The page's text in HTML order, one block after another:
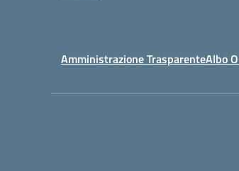
Amministrazione TrasparenteAlbo